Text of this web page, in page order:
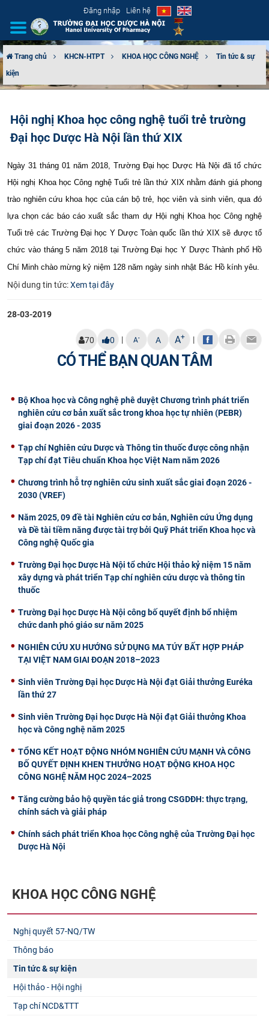
Đăng nhập Liên hệ
GIỚI THIỆU
TUYỂN SINH
ĐÀO TẠO
ĐẢM BẢO CHẤT LƯỢNG
KHOA HỌC CÔNG NGHỆ
HTQT
CỰU NGƯỜI HỌC
Trang chủ KHCN-HTPT KHOA HỌC CÔNG NGHỆ
Tin tức & sự
kiện
Hội nghị Khoa học công nghệ tuổi trẻ trường
Đại học Dược Hà Nội lần thứ XIX
Ngày 31 tháng 01 năm 2018, Trường Đại học Dược Hà Nội đã tổ chức
Hội nghị Khoa học Công nghệ Tuổi trẻ lần thứ XIX nhằm đánh giá phong
trào nghiên cứu khoa học của cán bộ trẻ, học viên và sinh viên, qua đó
lựa chọn các báo cáo xuất sắc tham dự Hội nghị Khoa học Công nghệ
Tuổi trẻ các Trường Đại học Y Dược Toàn quốc lần thứ XIX sẽ được tổ
chức vào tháng 5 năm 2018 tại Trường Đại học Y Dược Thành phố Hồ
Chí Minh chào mừng kỷ niệm 128 năm ngày sinh nhật Bác Hồ kính yêu​​​​​​.
Nội dung tin tức:Xem tại đây
28-03-2019
70 0 | A- A A+ |
CÓ THỂ BẠN QUAN TÂM
Bộ Khoa học và Công nghệ phê duyệt Chương trình phát triển
nghiên cứu cơ bản xuất sắc trong khoa học tự nhiên (PEBR)
giai đoạn 2026 - 2035
Tạp chí Nghiên cứu Dược và Thông tin thuốc được công nhận
Tạp chí đạt Tiêu chuẩn Khoa học Việt Nam năm 2026
Chương trình hỗ trợ nghiên cứu sinh xuất sắc giai đoạn 2026 -
2030 (VREF)
Năm 2025, 09 đề tài Nghiên cứu cơ bản, Nghiên cứu Ứng dụng
và Đề tài tiềm năng được tài trợ bởi Quỹ Phát triển Khoa học và
Công nghệ Quốc gia
Trường Đại học Dược Hà Nội tổ chức Hội thảo kỷ niệm 15 năm
xây dựng và phát triển Tạp chí nghiên cứu dược và thông tin
thuốc
Trường Đại học Dược Hà Nội công bố quyết định bổ nhiệm
chức danh phó giáo sư năm 2025
NGHIÊN CỨU XU HƯỚNG SỬ DỤNG MA TÚY BẤT HỢP PHÁP
TẠI VIỆT NAM GIAI ĐOẠN 2018–2023
Sinh viên Trường Đại học Dược Hà Nội đạt Giải thưởng Euréka
lần thứ 27
Sinh viên Trường Đại học Dược Hà Nội đạt Giải thưởng Khoa
học và Công nghệ năm 2025
TỔNG KẾT HOẠT ĐỘNG NHÓM NGHIÊN CỨU MẠNH VÀ CÔNG
BỐ QUYẾT ĐỊNH KHEN THƯỞNG HOẠT ĐỘNG KHOA HỌC
CÔNG NGHỆ NĂM HỌC 2024–2025
Tăng cường bảo hộ quyền tác giả trong CSGDĐH: thực trạng,
chính sách và giải pháp
Chính sách phát triển Khoa học Công nghệ của Trường Đại học
Dược Hà Nội
KHOA HỌC CÔNG NGHỆ
Nghị quyết 57-NQ/TW
Thông báo
Tin tức & sự kiện
Hội thảo - Hội nghị
Tạp chí NCD&TTT